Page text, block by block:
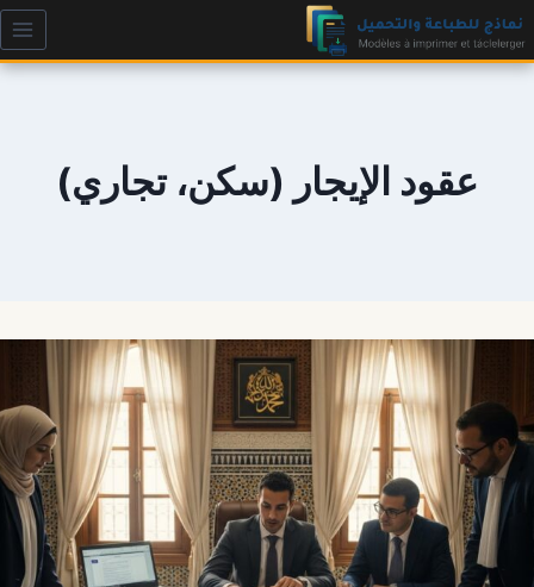
التجاوز
إلى
المحتوى
عقود الإيجار (سكن، تجاري)